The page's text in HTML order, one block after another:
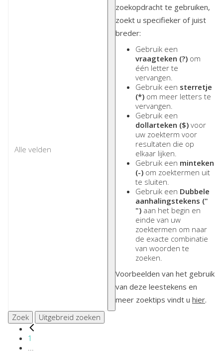
zoekopdracht te gebruiken,
zoekt u specifieker of juist
breder:
Gebruik een
vraagteken (?) om
één letter te
vervangen.
Gebruik een sterretje
(*) om meer letters te
vervangen.
Gebruik een
dollarteken ($) voor
uw zoekterm voor
resultaten die op
elkaar lijken.
Gebruik een minteken
(-) om zoektermen uit
te sluiten.
Gebruik een Dubbele
aanhalingstekens ("
") aan het begin en
einde van uw
zoektermen om naar
de exacte combinatie
van woorden te
zoeken.
Voorbeelden van het gebruik
van deze leestekens en
meer zoektips vindt u hier.
Zoek
Uitgebreid zoeken
1